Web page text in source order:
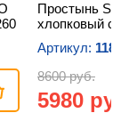
Простынь
хлопковый
Артикул:
8600 руб.
5980